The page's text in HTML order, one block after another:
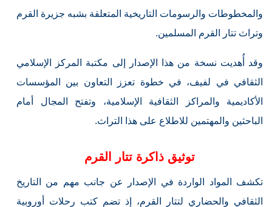
والمخطوطات والرسومات التاريخية المتعلقة بشبه جزيرة القرم
وتراث تتار القرم المسلمين.
وقد أُهديت نسخة من هذا الإصدار إلى مكتبة المركز الإسلامي
الثقافي في لفيف، في خطوة تعزز التعاون بين المؤسسات
الأكاديمية والمراكز الثقافية الإسلامية، وتفتح المجال أمام
الباحثين والمهتمين للاطلاع على هذا التراث.
توثيق ذاكرة تتار القرم
تكشف المواد الواردة في الإصدار عن جانب مهم من التاريخ
الثقافي والحضاري لتتار القرم، إذ تضم كتب رحلات أوروبية